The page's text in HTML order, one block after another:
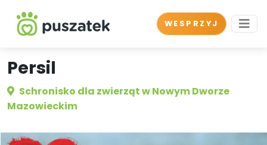
WESPRZYJ
Persil
Schronisko dla zwierząt w Nowym Dworze
Mazowieckim